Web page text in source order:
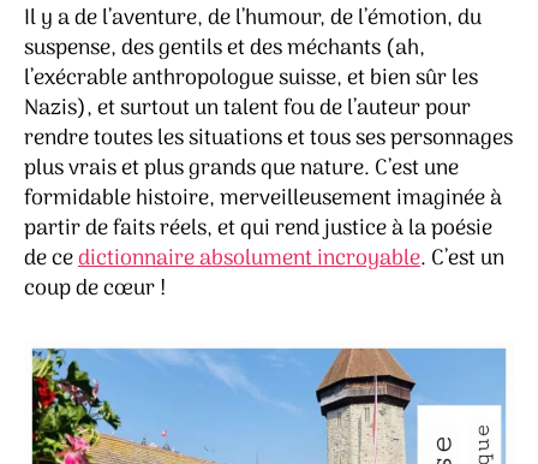
Il y a de l’aventure, de l’humour, de l’émotion, du
suspense, des gentils et des méchants (ah,
l’exécrable anthropologue suisse, et bien sûr les
Nazis), et surtout un talent fou de l’auteur pour
rendre toutes les situations et tous ses personnages
plus vrais et plus grands que nature. C’est une
formidable histoire, merveilleusement imaginée à
partir de faits réels, et qui rend justice à la poésie
de cedictionnaire absolument incroyable. C’est un
coup de cœur !